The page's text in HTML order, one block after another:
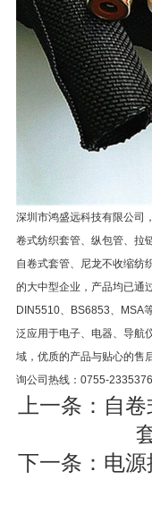
深圳市鸿盛远科技有限公司
卷式纺织套管、纵包管、拉
自卷式套管、尼龙不收缩纺
的大中型企业，产品均已通
DIN5510、BS6853、MSA
泛应用于电子、电器、导航
域，优质的产品与贴心的售
询公司热线：0755-
上一条： 自
下一条： 电